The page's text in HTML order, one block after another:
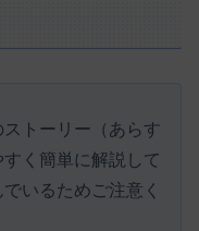
トーリー（あらす
く簡単に解説して
いるためご注意く